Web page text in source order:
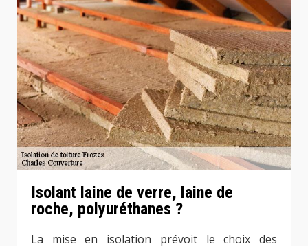
Isolant laine de verre, laine de
roche, polyuréthanes ?
La mise en isolation prévoit le choix des